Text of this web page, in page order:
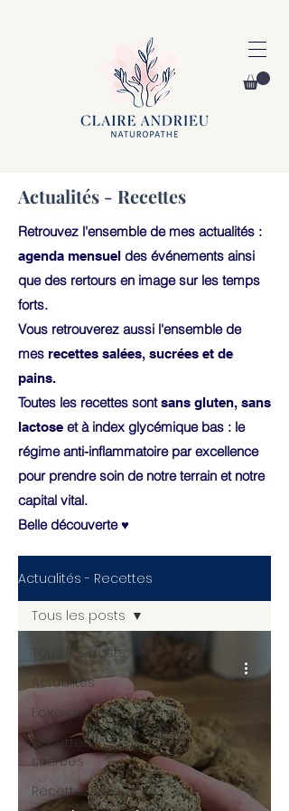
Actualités - Recettes
Retrouvez l'ensemble de mes actualités :
agenda mensuel des événements ainsi
que des rertours en image sur les temps
forts.
Vous retrouverez aussi l'ensemble de
mes recettes salées, sucrées et de
pains.
Toutes les recettes sont sans gluten, sans
lactose et à index glycémique bas : le
régime anti-inflammatoire par excellence
pour prendre soin de notre terrain et notre
capital vital.
Belle découverte ♥
Actualités - Recettes
Tous les posts
Actualités
Foire de Tours
Recettes
sucrées
Recettes salées
Tous les posts